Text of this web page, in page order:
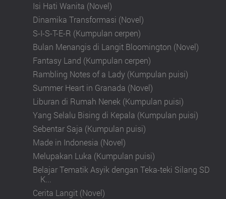
Isi Hati Wanita (Novel)
Dinamika Transformasi (Novel)
S-I-S-T-E-R (Kumpulan cerpen)
Bulan Menangis di Langit Bloomington (Novel)
Fantasy Land (Kumpulan cerpen)
Rambling Notes of a Lady (Kumpulan puisi)
Summer Heart in Granada (Novel)
Liburan di Rumah Nenek (Kumpulan puisi)
Yang Selalu Bising di Kepala (Kumpulan puisi)
Sebentar Saja (Kumpulan puisi)
Made in Indonesia (Novel)
Melupakan Luka (Kumpulan puisi)
Belajar Tematik Asyik dengan Teka-teki Silang SD
K...
Cerita Langit (Novel)